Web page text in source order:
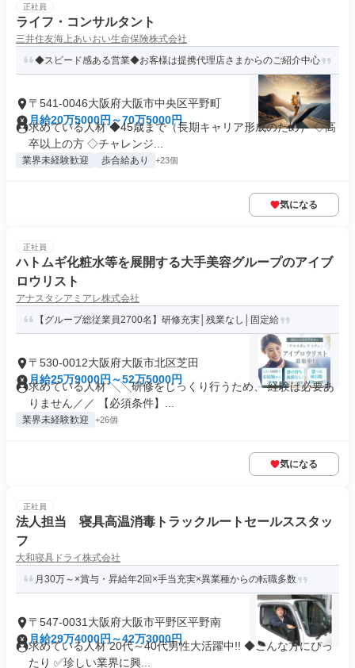
正社員
ライフ・コンサルタント
三井住友海上あいおい生命保険株式会社
◆スピード感ある営業◆お客様は提携代理店さまからのご紹介中心
〒541-0046大阪府大阪市中央区平野町
月給20万5000円～70万5000円
求めている人材 ◆45歳まで（長期キャリア形成のため） ◇高
卒以上の方 ◇チャレンジ...
業界未経験歓迎 歩合給あり +23個
気になる
正社員
ハトムギ化粧水等を展開する大手美容グループのアイブ
ロウリスト
アナスタシアミアレ株式会社
【グループ総従業員2700名】研修充実│残業なし│固定給
〒530-0012大阪府大阪市北区芝田
月給25万9000円～52万5000円
求めている人材 ╲╲研修をじっくり行うため、 経験は必要あ
りません／／ 【必須条件】...
業界未経験歓迎 +26個
気になる
正社員
法人担当 寝具高温消毒トラックルートセールススタッ
フ
大和寝具ドライ株式会社
月30万～×賞与・昇給年2回×手当充実×異業種からの転職多数
〒547-0031大阪府大阪市平野区平野南
月給29万4000円～42万3000円
求めている人材 20代～40代男性大活躍中!! ◆こんな方にぴっ
たり ✅珍しい業界に興...